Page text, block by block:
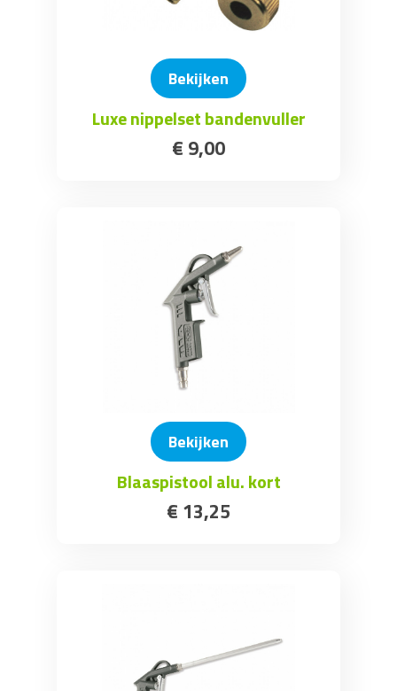
Bekijken
Luxe nippelset bandenvuller
€ 9,00
Bekijken
Blaaspistool alu. kort
€ 13,25